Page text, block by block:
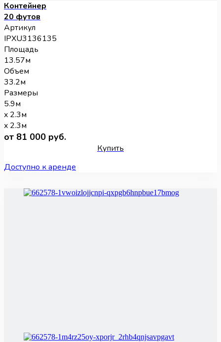
Контейнер
20 футов
Артикул
IPXU3136135
Площадь
13.57м
Объем
33.2м
Размеры
5.9м
x 2.3м
x 2.3м
от 81 000 руб.
Купить
Доступно к аренде